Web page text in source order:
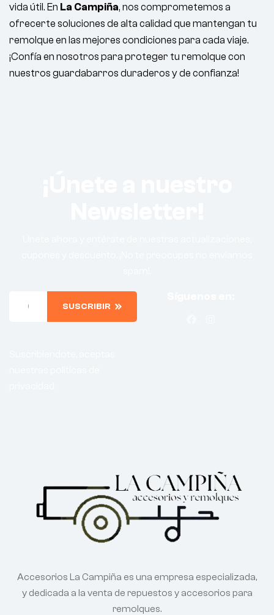
vida útil. En La Campiña, nos comprometemos a
ofrecerte soluciones de alta calidad que mantengan tu
remolque en las mejores condiciones para cada viaje.
¡Confía en nosotros para proteger tu remolque con
nuestros guardabarros duraderos y de confianza!
SUSCRIBIR
Accesorios La Campiña es una empresa especializada,
y dedicada a la venta de repuestos y accesorios para
remolques.